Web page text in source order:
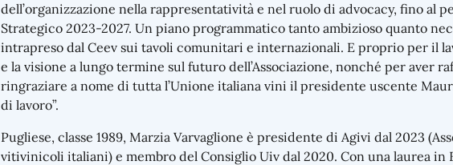
dell’organizzazione nella rappresentatività e nel ruolo di advocacy, fino al
Strategico 2023-2027. Un piano programmatico tanto ambizioso quanto
intrapreso dal Ceev sui tavoli comunitari e internazionali. E proprio per il
e la visione a lungo termine sul futuro dell’Associazione, nonché per aver
ringraziare a nome di tutta l’Unione italiana vini il presidente uscente
di lavoro”.
Pugliese, classe 1989, Marzia Varvaglione è presidente di Agivi dal 2023
vitivinicoli italiani) e membro del Consiglio Uiv dal 2020. Con una laurea in